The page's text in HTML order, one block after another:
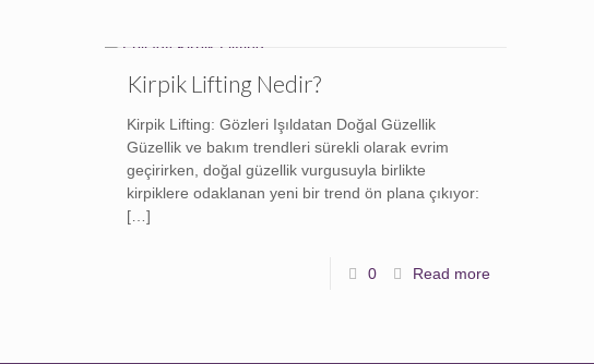
Kirpik Lifting Nedir?
Kirpik Lifting: Gözleri Işıldatan Doğal Güzellik
Güzellik ve bakım trendleri sürekli olarak evrim
geçirirken, doğal güzellik vurgusuyla birlikte
kirpiklere odaklanan yeni bir trend ön plana çıkıyor:
[…]
0 Read more